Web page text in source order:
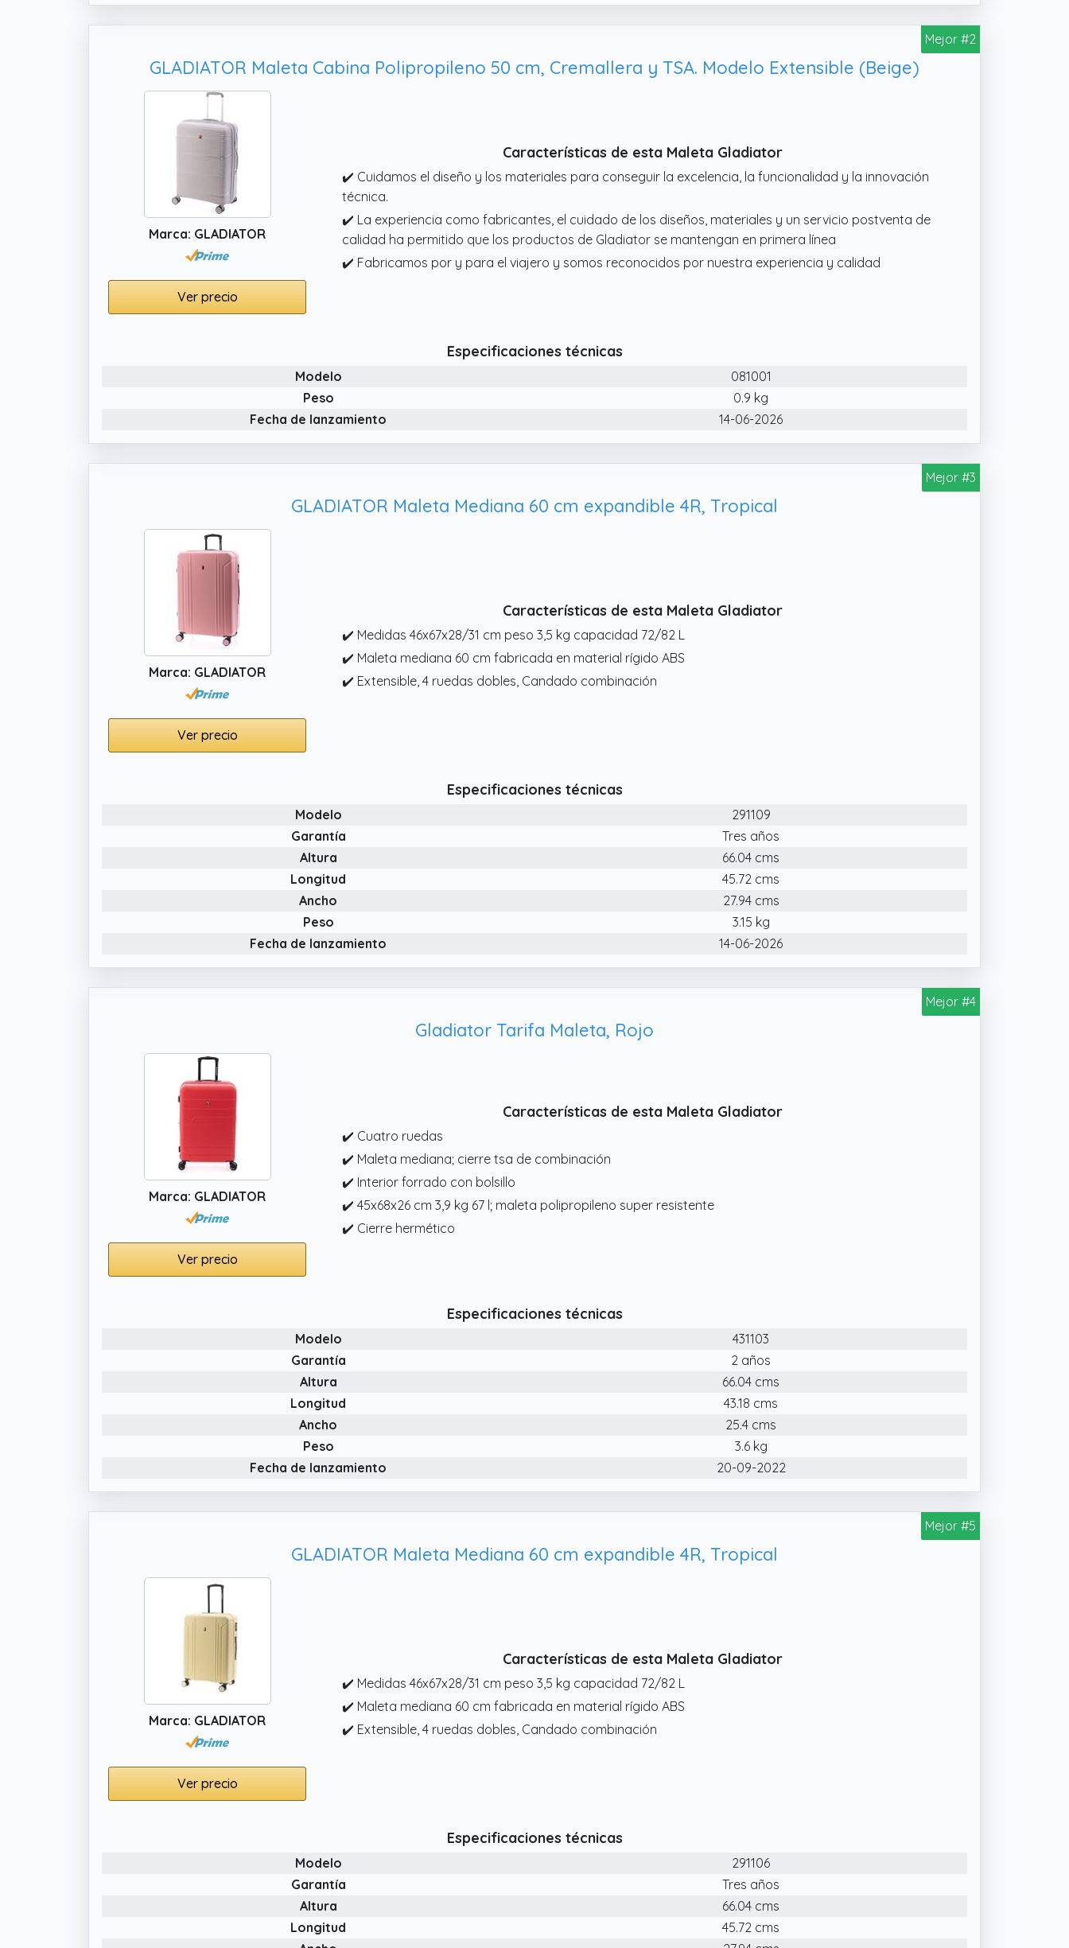
Mejor #2
GLADIATOR Maleta Cabina Polipropileno 50 cm, Cremallera y TSA. Modelo Extensible (Beige)
Marca: GLADIATOR
Ver precio
Características de esta Maleta Gladiator
✔️ Cuidamos el diseño y los materiales para conseguir la excelencia, la funcionalidad y la innovación
técnica.
✔️ La experiencia como fabricantes, el cuidado de los diseños, materiales y un servicio postventa de
calidad ha permitido que los productos de Gladiator se mantengan en primera línea
✔️ Fabricamos por y para el viajero y somos reconocidos por nuestra experiencia y calidad
Especificaciones técnicas
Modelo
081001
Peso
0.9 kg
Fecha de lanzamiento
14-06-2026
Mejor #3
GLADIATOR Maleta Mediana 60 cm expandible 4R, Tropical
Marca: GLADIATOR
Ver precio
Características de esta Maleta Gladiator
✔️ Medidas 46x67x28/31 cm peso 3,5 kg capacidad 72/82 L
✔️ Maleta mediana 60 cm fabricada en material rígido ABS
✔️ Extensible, 4 ruedas dobles, Candado combinación
Especificaciones técnicas
Modelo
291109
Garantía
Tres años
Altura
66.04 cms
Longitud
45.72 cms
Ancho
27.94 cms
Peso
3.15 kg
Fecha de lanzamiento
14-06-2026
Mejor #4
Gladiator Tarifa Maleta, Rojo
Marca: GLADIATOR
Ver precio
Características de esta Maleta Gladiator
✔️ Cuatro ruedas
✔️ Maleta mediana; cierre tsa de combinación
✔️ Interior forrado con bolsillo
✔️ 45x68x26 cm 3,9 kg 67 l; maleta polipropileno super resistente
✔️ Cierre hermético
Especificaciones técnicas
Modelo
431103
Garantía
2 años
Altura
66.04 cms
Longitud
43.18 cms
Ancho
25.4 cms
Peso
3.6 kg
Fecha de lanzamiento
20-09-2022
Mejor #5
GLADIATOR Maleta Mediana 60 cm expandible 4R, Tropical
Marca: GLADIATOR
Ver precio
Características de esta Maleta Gladiator
✔️ Medidas 46x67x28/31 cm peso 3,5 kg capacidad 72/82 L
✔️ Maleta mediana 60 cm fabricada en material rígido ABS
✔️ Extensible, 4 ruedas dobles, Candado combinación
Especificaciones técnicas
Modelo
291106
Garantía
Tres años
Altura
66.04 cms
Longitud
45.72 cms